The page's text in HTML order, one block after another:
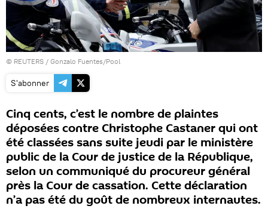
© REUTERS / Gonzalo Fuentes/Pool
S'abonner
Cinq cents, c’est le nombre de plaintes
déposées contre Christophe Castaner qui ont
été classées sans suite jeudi par le ministère
public de la Cour de justice de la République,
selon un communiqué du procureur général
près la Cour de cassation. Cette déclaration
n’a pas été du goût de nombreux internautes.